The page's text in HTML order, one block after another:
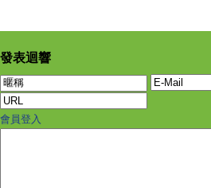
發表迴響
會員登入